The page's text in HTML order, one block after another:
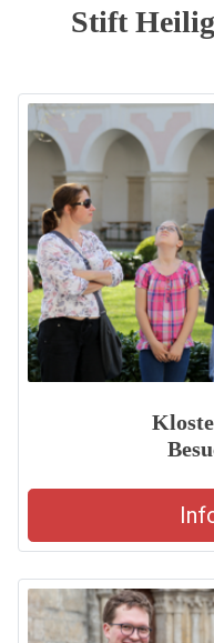
Stift